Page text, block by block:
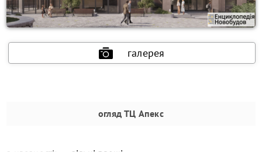
галерея
огляд ТЦ Апекс